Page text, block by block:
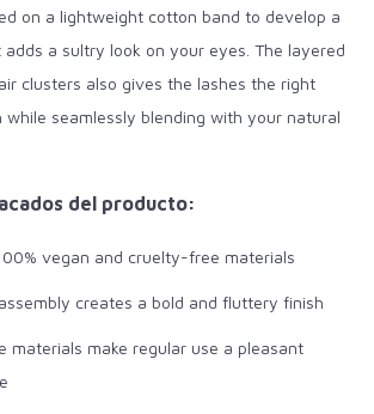
on a lightweight cotton band to develop a
a sultry look on your eyes. The layered
clusters also gives the lashes the right
while seamlessly blending with your natural
del producto:
vegan and cruelty-free materials
creates a bold and fluttery finish
materials make regular use a pleasant